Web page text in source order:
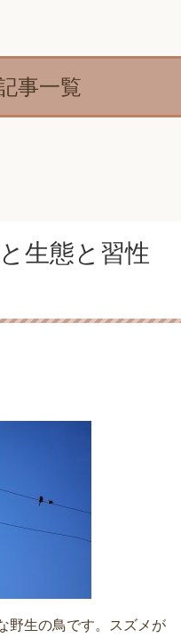
事一覧
生態と習性
野生の鳥です。スズメが